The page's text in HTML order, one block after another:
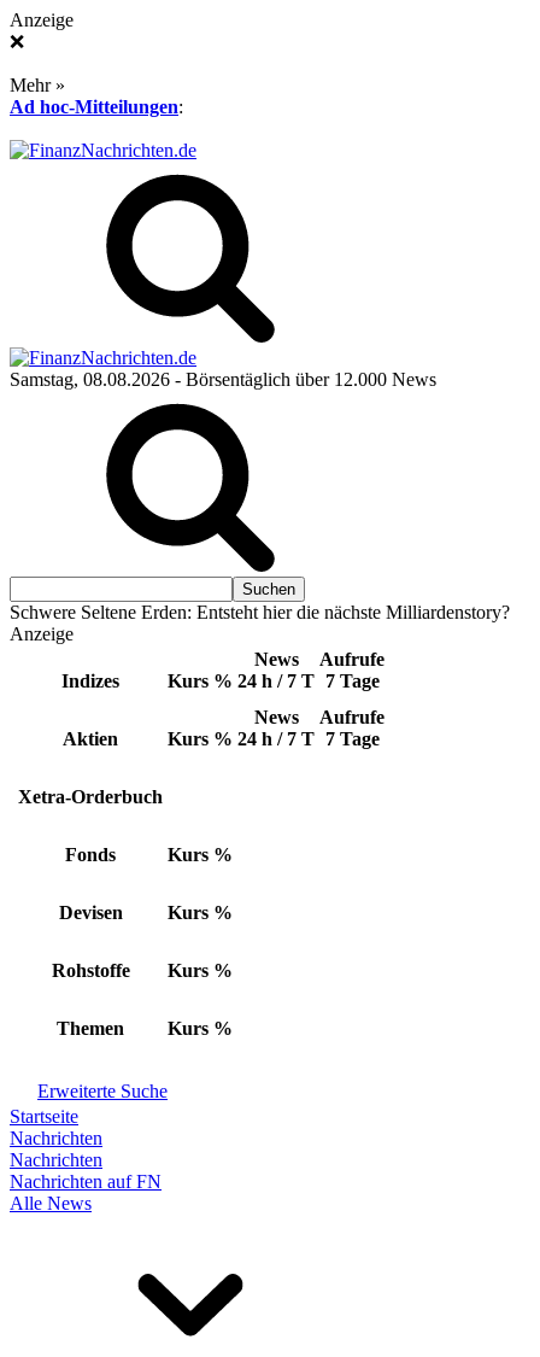
Anzeige
❌
Mehr »
Ad hoc-Mitteilungen:
Samstag, 08.08.2026 - Börsentäglich über 12.000 News
Schwere Seltene Erden: Entsteht hier die nächste Milliardenstory?
Anzeige
Indizes Kurs %
News
24 h / 7 T
Aufrufe
7 Tage
Aktien Kurs %
News
24 h / 7 T
Aufrufe
7 Tage
Xetra-Orderbuch
Fonds Kurs %
Devisen Kurs %
Rohstoffe Kurs %
Themen Kurs %
Erweiterte Suche
Startseite
Nachrichten
Nachrichten
Nachrichten auf FN
Alle News